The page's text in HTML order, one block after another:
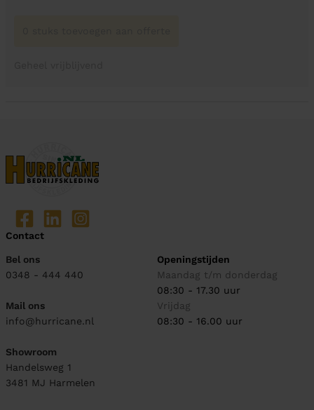
Contact
Bel ons
0348 - 444 440
Mail ons
info@hurricane.nl
Showroom
Handelsweg 1
3481 MJ Harmelen
Openingstijden
Maandag t/m donderdag
08:30 - 17.30 uur
Vrijdag
08:30 - 16.00 uur